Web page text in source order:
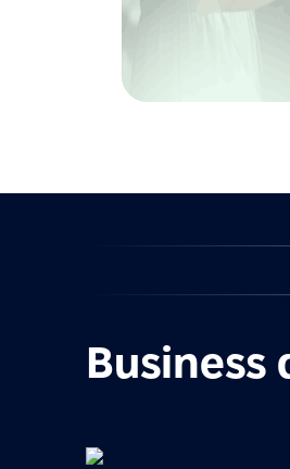
Business